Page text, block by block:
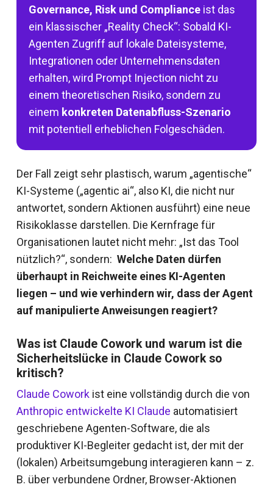
Governance, Risk und Complianceist das
ein klassischer „Reality Check“: Sobald KI-
Agenten Zugriff auf lokale Dateisysteme,
Integrationen oder Unternehmensdaten
erhalten, wird Prompt Injection nicht zu
einem theoretischen Risiko, sondern zu
einem konkreten Datenabfluss-Szenario
mit potentiell erheblichen Folgeschäden.
Der Fall zeigt sehr plastisch, warum „agentische“
KI-Systeme („agentic ai“, also KI, die nicht nur
antwortet, sondern Aktionen ausführt) eine neue
Risikoklasse darstellen. Die Kernfrage für
Organisationen lautet nicht mehr: „Ist das Tool
nützlich?“, sondern: Welche Daten dürfen
überhaupt in Reichweite eines KI-Agenten
liegen – und wie verhindern wir, dass der Agent
auf manipulierte Anweisungen reagiert?
Was ist Claude Cowork und warum ist die
Sicherheitslücke in Claude Cowork so
kritisch?
Claude Coworkist eine vollständig durch die von
Anthropic entwickelte KI Claude automatisiert
geschriebene Agenten-Software, die als
produktiver KI-Begleiter gedacht ist, der mit der
(lokalen) Arbeitsumgebung interagieren kann – z.
B. über verbundene Ordner, Browser-Aktionen